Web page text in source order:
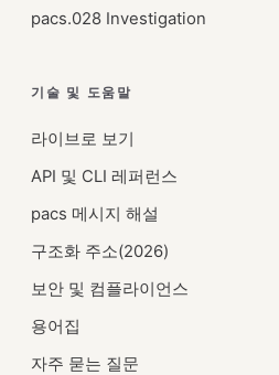
pacs.028 Investigation
기술 및 도움말
라이브로 보기
API 및 CLI 레퍼런스
pacs 메시지 해설
구조화 주소(2026)
보안 및 컴플라이언스
용어집
자주 묻는 질문